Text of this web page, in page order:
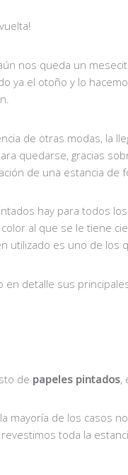
nos queda un
ya el otoño y lo
de otras modas, la
quedarse, gracias
de una estancia de
hay para todos
al que se le tiene
utilizado es uno de los
en detalle sus
de papeles pintados,
mayoría de los casos
toda la